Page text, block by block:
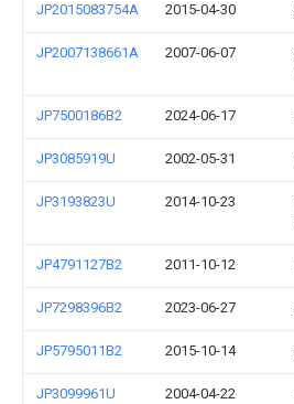
JP2015083754A 2015-04-30
JP2007138661A 2007-06-07
JP7500186B2 2024-06-17
JP3085919U 2002-05-31
JP3193823U 2014-10-23
JP4791127B2 2011-10-12
JP7298396B2 2023-06-27
JP5795011B2 2015-10-14
JP3099961U 2004-04-22